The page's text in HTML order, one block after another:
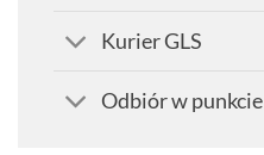
Kurier GLS
Odbiór w punkcie